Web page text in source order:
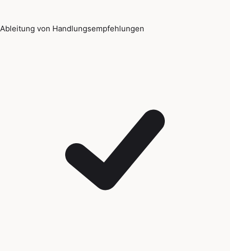
Ableitung von Handlungsempfehlungen